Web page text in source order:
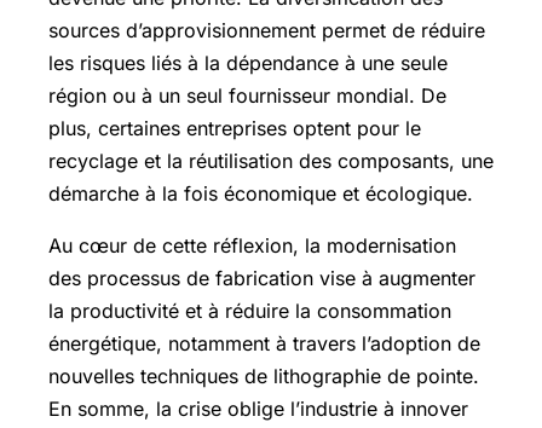
sources d’approvisionnement permet de réduire
les risques liés à la dépendance à une seule
région ou à un seul fournisseur mondial. De
plus, certaines entreprises optent pour le
recyclage et la réutilisation des composants, une
démarche à la fois économique et écologique.
Au cœur de cette réflexion, la modernisation
des processus de fabrication vise à augmenter
la productivité et à réduire la consommation
énergétique, notamment à travers l’adoption de
nouvelles techniques de lithographie de pointe.
En somme, la crise oblige l’industrie à innover